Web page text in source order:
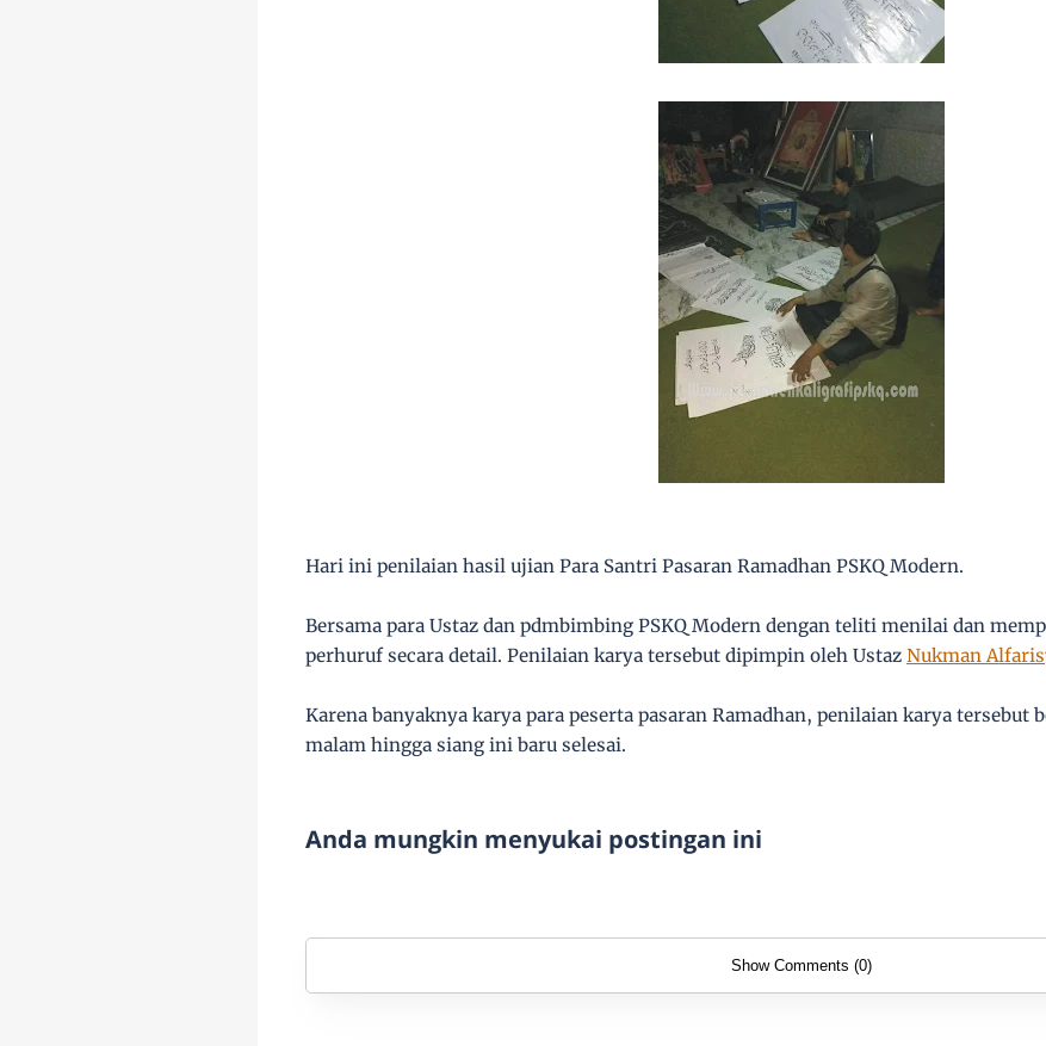
Hari ini penilaian hasil ujian Para Santri Pasaran Ramadhan PSKQ Modern.
Bersama para Ustaz dan pdmbimbing PSKQ Modern dengan teliti menilai dan
perhuruf secara detail. Penilaian karya tersebut dipimpin oleh Ustaz Nukman
Karena banyaknya karya para peserta pasaran Ramadhan, penilaian karya tersebut
malam hingga siang ini baru selesai.
Anda mungkin menyukai postingan ini
Show Comments (0)